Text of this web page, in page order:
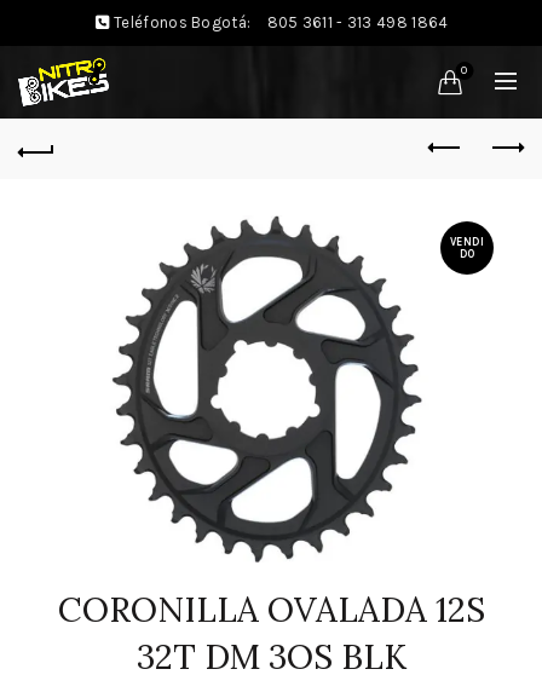
Teléfonos Bogotá: 805 3611 - 313 498 1864
0
VENDI
DO
CORONILLA OVALADA 12S
32T DM 3OS BLK